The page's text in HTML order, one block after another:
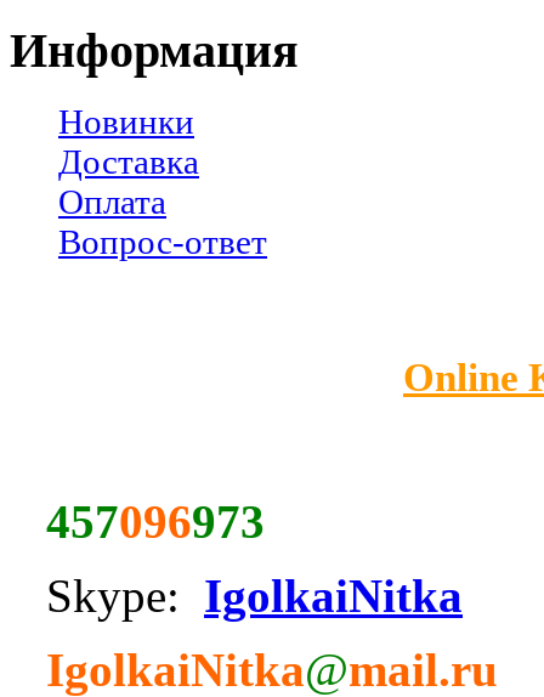
Информация
Новинки
Доставка
Оплата
Вопрос-ответ
Online
457096973
Skype: IgolkaiNitka
IgolkaiNitka@mail.ru